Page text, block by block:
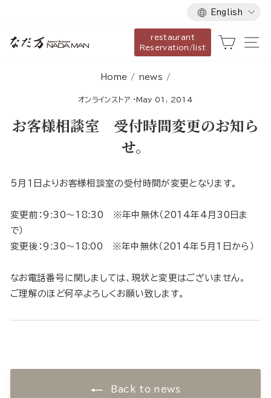
content
Language
English
restaurant
Reservation/list
Cart
Home / news /
オンラインストア ·May 01, 2014
お客様相談室 受付時間変更のお知ら
せ。
5月1日よりお客様相談室の受付時間が変更となります。
変更前：9:30〜18:30 ※年中無休（2014年4月30日ま
で）
変更後：9:30〜18:00 ※年中無休（2014年5月1日から）
なお電話番号に関しましては、現状と変更はございません。
ご理解のほど何卒よろしくお願い致します。
Back to news